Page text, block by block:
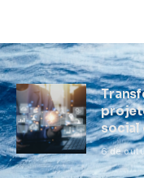
social
6 de